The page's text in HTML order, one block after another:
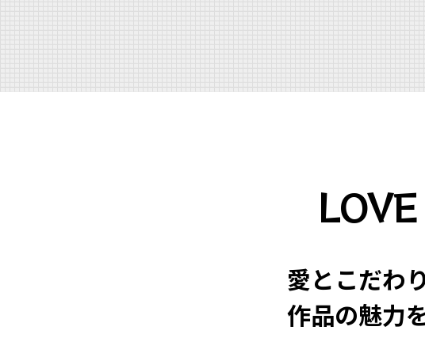
愛とこだわ
作品の魅⼒